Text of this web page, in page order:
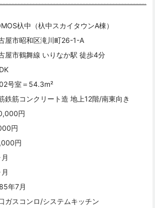
杁中（杁中スカイタウンA棟）
屋市昭和区滝川町26-1-A
屋市鶴舞線 いりなか駅 徒歩4分
号室＝54.3m²
鉄筋コンクリート造 地上12階/南東向き
円
円
円
年7月
ガスコンロ/システムキッチン